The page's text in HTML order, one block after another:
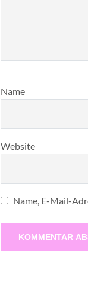
Name
Website
Name, E-Mail-